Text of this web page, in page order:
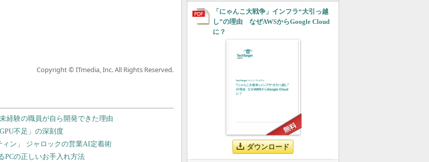
Copyright © ITmedia, Inc. All Rights Reserved.
「にゃんこ大戦争」インフラ“大引っ越
し”の理由 なぜAWSからGoogle Cloud
に？
ダウンロード